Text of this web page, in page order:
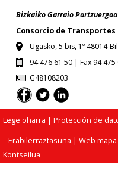
Bizkaiko Garraio Partzuergoa
Consorcio de Transportes
Ugasko, 5 bis, 1º 48014-
94 476 61 50 | Fax 94 475
G48108203
Lege oharra | Protección de
Erabilerraztasuna | Web mapa
Kontseilua